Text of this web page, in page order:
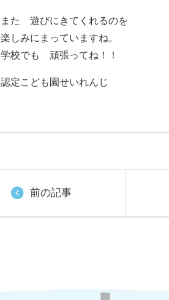
また 遊びにきてくれるのを
楽しみにまっていますね。
学校でも 頑張ってね！！
認定こども園せいれんじ
前の記事